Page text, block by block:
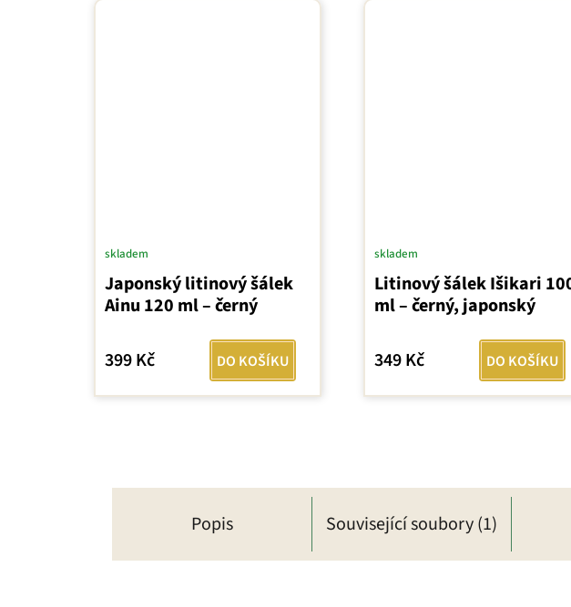
Japonský litinový šálek
Ainu 120 ml – černý
skladem
399 Kč DO KOŠÍKU
Litinový šálek Išikari
ml – černý, japonský
skladem
349 Kč DO KOŠÍKU
Popis Související soubory (1)